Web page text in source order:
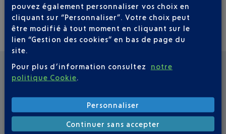
VOIR LES AUTRES ACTUALITÉS
pouvez également personnaliser vos choix en
cliquant sur “Personnaliser”. Votre choix peut
être modifié à tout moment en cliquant sur le
lien “Gestion des cookies” en bas de page du
site.
Pour plus d’information consultez
notre
politique Cookie.
Personnaliser
Continuer sans accepter